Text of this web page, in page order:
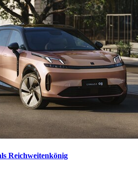
Reichweitenkönig